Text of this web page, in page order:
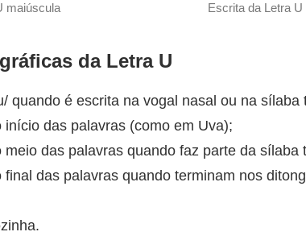
maiúscula Escrita da Letra
da Letra U
quando é escrita na vogal nasal ou na sílaba
início das palavras (como em Uva);
meio das palavras quando faz parte da sílaba
final das palavras quando terminam nos